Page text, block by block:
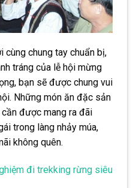
cùng chung tay chuẩn bị,
tráng của lễ hội mừng
bạn sẽ được chung vui
Những món ăn đặc sản
được mang ra đãi
trong làng nhảy múa,
không quên.
đi trekking rừng siêu